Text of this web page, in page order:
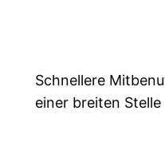
Schnellere
einer breiten